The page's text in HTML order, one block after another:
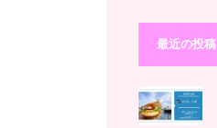
最近の投稿